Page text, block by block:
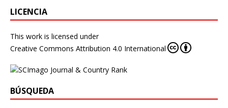
LICENCIA
This work is licensed under
Creative Commons Attribution 4.0 International
BÚSQUEDA